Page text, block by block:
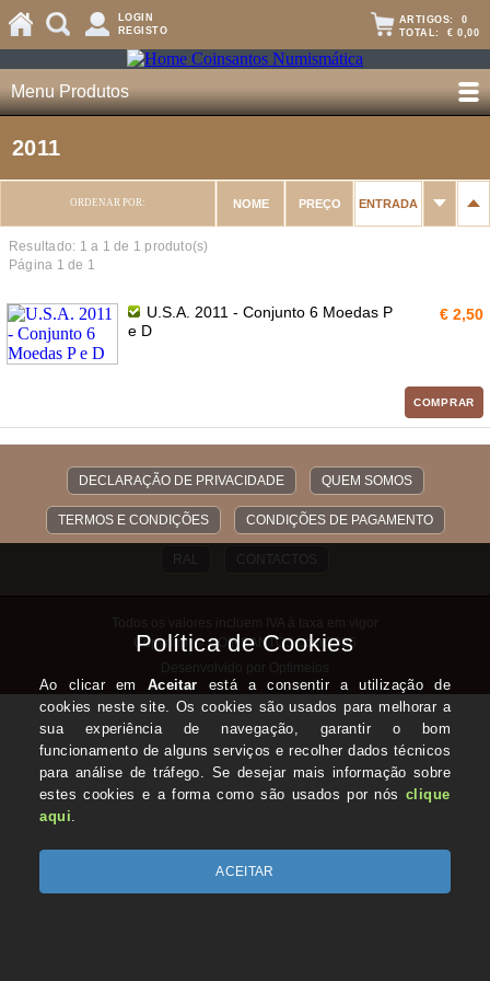
LOGIN
REGISTO
ARTIGOS: 0
TOTAL: € 0,00
Menu Produtos
2011
ORDENAR POR: NOME PREÇO ENTRADA
Resultado: 1 a 1 de 1 produto(s)
Página 1 de 1
U.S.A. 2011 - Conjunto 6 Moedas P
e D
€ 2,50
COMPRAR
DECLARAÇÃO DE PRIVACIDADE QUEM SOMOS
TERMOS E CONDIÇÕES CONDIÇÕES DE PAGAMENTO
RAL CONTACTOS
Todos os valores incluem IVA à taxa em vigor
Copyright © COINSANTOS.com 2026
Desenvolvido por Optimeios